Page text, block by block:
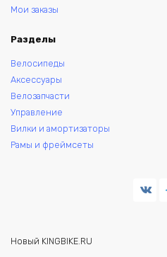
Мои заказы
Разделы
Велосипеды
Аксессуары
Велозапчасти
Управление
Вилки и амортизаторы
Рамы и фреймсеты
Новый KINGBIKE.RU